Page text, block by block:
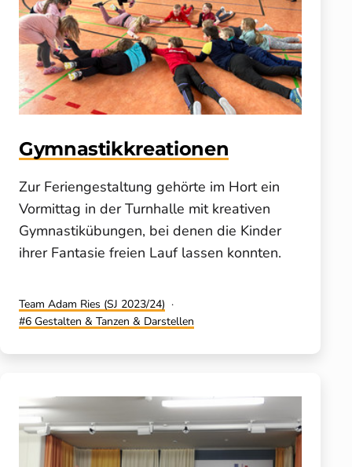
Gymnastikkreationen
Zur Feriengestaltung gehörte im Hort ein
Vormittag in der Turnhalle mit kreativen
Gymnastikübungen, bei denen die Kinder
ihrer Fantasie freien Lauf lassen konnten.
Kategorisiert
als
Team Adam Ries (SJ 2023/24)
Verschlagwortet
6 Gestalten & Tanzen & Darstellen